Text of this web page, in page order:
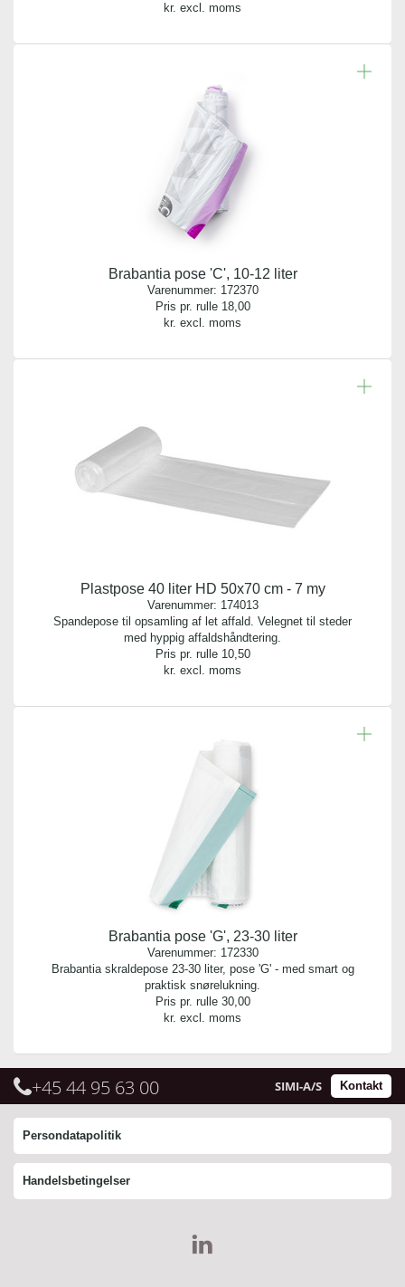
kr. excl. moms
Brabantia pose 'C', 10-12 liter
Varenummer: 172370
Pris pr. rulle 18,00
kr. excl. moms
Plastpose 40 liter HD 50x70 cm - 7 my
Varenummer: 174013
Spandepose til opsamling af let affald. Velegnet til steder
med hyppig affaldshåndtering.
Pris pr. rulle 10,50
kr. excl. moms
Brabantia pose 'G', 23-30 liter
Varenummer: 172330
Brabantia skraldepose 23-30 liter, pose 'G' - med smart og
praktisk snørelukning.
Pris pr. rulle 30,00
kr. excl. moms
+45 44 95 63 00 Kontakt
SIMI-A/S
Persondatapolitik
Handelsbetingelser